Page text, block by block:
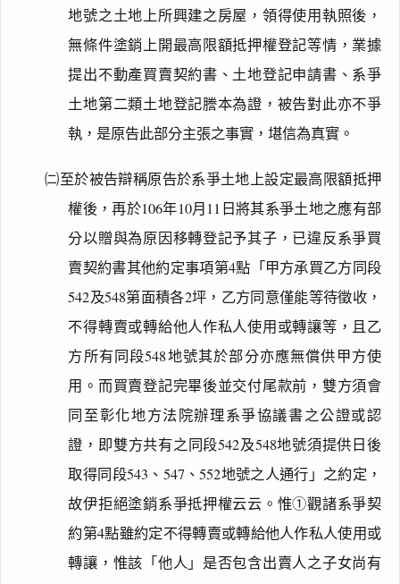
地號之土地上所興建之房屋，領得使用執照後，
無條件塗銷上開最高限額抵押權登記等情，業據
提出不動產買賣契約書、土地登記申請書、系爭
土地第二類土地登記謄本為證，被告對此亦不爭
執，是原告此部分主張之事實，堪信為真實。
㈡至於被告辯稱原告於系爭土地上設定最高限額抵押
權後，再於106年10月11日將其系爭土地之應有部
分以贈與為原因移轉登記予其子，已違反系爭買
賣契約書其他約定事項第4點「甲方承買乙方同段
542及548第面積各2坪，乙方同意僅能等待徵收，
不得轉賣或轉給他人作私人使用或轉讓等，且乙
方所有同段548地號其於部分亦應無償供甲方使
用。而買賣登記完畢後並交付尾款前，雙方須會
同至彰化地方法院辦理系爭協議書之公證或認
證，即雙方共有之同段542及548地號須提供日後
取得同段543、547、552地號之人通行」之約定，
故伊拒絕塗銷系爭抵押權云云。惟①觀諸系爭契
約第4點雖約定不得轉賣或轉給他人作私人使用或
轉讓，惟該「他人」是否包含出賣人之子女尚有